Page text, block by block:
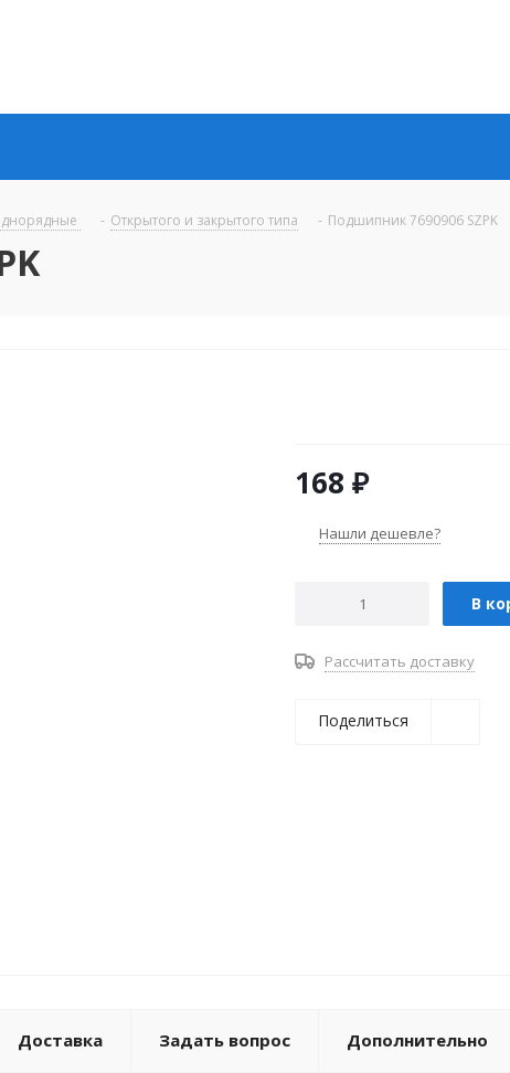
- Открытого и закрытого типа - Подшипник 7690906 SZPK
168 ₽
Нашли дешевле?
В
Рассчитать доставку
Поделиться
Доставка Задать вопрос Дополнительно